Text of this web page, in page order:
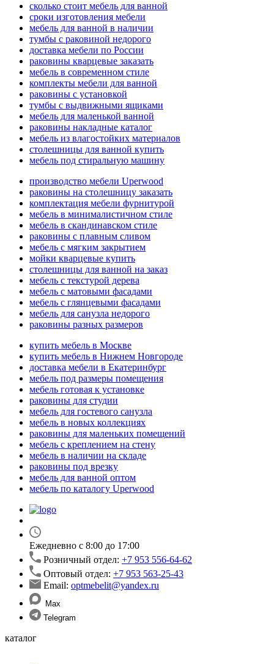
сколько стоит мебель для ванной
сроки изготовления мебели
мебель для ванной в наличии
тумбы с раковиной недорого
доставка мебели по России
раковины кварцевые заказать
мебель в современном стиле
комплекты мебели для ванной
раковины с установкой
тумбы с выдвижными ящиками
мебель для маленькой ванной
раковины накладные каталог
мебель из влагостойких материалов
столешницы для ванной купить
мебель под стиральную машину
производство мебели Uperwood
раковины на столешницу заказать
комплектация мебели фурнитурой
мебель в минималистичном стиле
мебель в скандинавском стиле
раковины с плавным сливом
мебель с мягким закрытием
мойки кварцевые купить
столешницы для ванной на заказ
мебель с текстурой дерева
мебель с матовыми фасадами
мебель с глянцевыми фасадами
мебель для санузла недорого
раковины разных размеров
купить мебель в Москве
купить мебель в Нижнем Новгороде
доставка мебели в Екатеринбург
мебель под размеры помещения
мебель готовая к установке
раковины для студии
мебель для гостевого санузла
мебель в новых коллекциях
раковины для маленьких помещений
мебель с креплением на стену
мебель в наличии на складе
раковины под врезку
мебель для ванной оптом
мебель по каталогу Uperwood
Ежедневно с 8:00 до 17:00
Розничный отдел: +7 953 556-64-62
Оптовый отдел: +7 953 563-25-43
Email: optmebelit@yandex.ru
Max
Telegram
каталог